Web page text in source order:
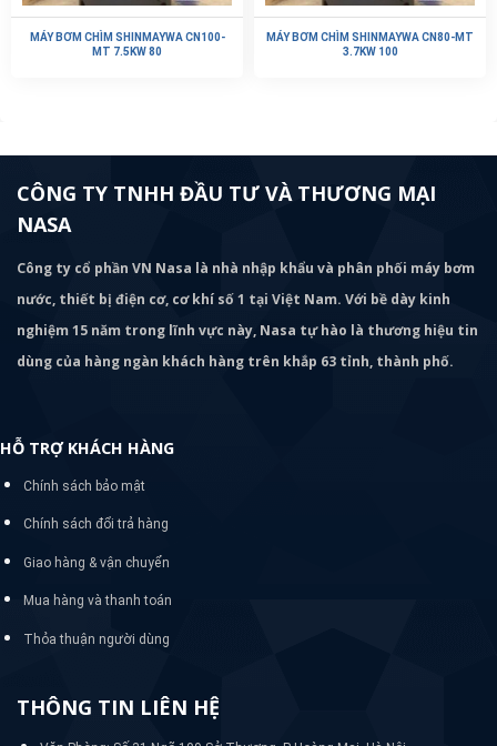
MÁY BƠM CHÌM SHINMAYWA CN100-
MT 7.5KW 80
MÁY BƠM CHÌM SHINMAYWA CN80-MT
3.7KW 100
CÔNG TY TNHH ĐẦU TƯ VÀ THƯƠNG MẠI
NASA
Công ty cổ phần VN Nasa là nhà nhập khẩu và phân phối máy bơm
nước, thiết bị điện cơ, cơ khí số 1 tại Việt Nam. Với bề dày kinh
nghiệm 15 năm trong lĩnh vực này, Nasa tự hào là thương hiệu tin
dùng của hàng ngàn khách hàng trên khắp 63 tỉnh, thành phố.
HỖ TRỢ KHÁCH HÀNG
Chính sách bảo mật
Chính sách đổi trả hàng
Giao hàng & vận chuyển
Mua hàng và thanh toán
Thỏa thuận người dùng
THÔNG TIN LIÊN HỆ